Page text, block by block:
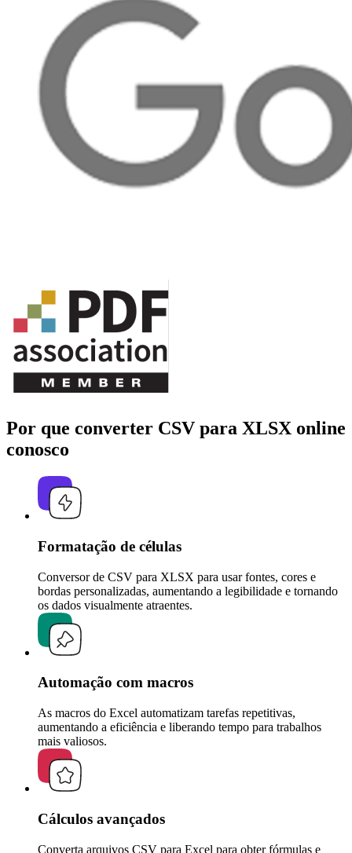
Por que converter CSV para XLSX online
conosco
Formatação de células
Conversor de CSV para XLSX para usar fontes, cores e
bordas personalizadas, aumentando a legibilidade e tornando
os dados visualmente atraentes.
Automação com macros
As macros do Excel automatizam tarefas repetitivas,
aumentando a eficiência e liberando tempo para trabalhos
mais valiosos.
Cálculos avançados
Converta arquivos CSV para Excel para obter fórmulas e